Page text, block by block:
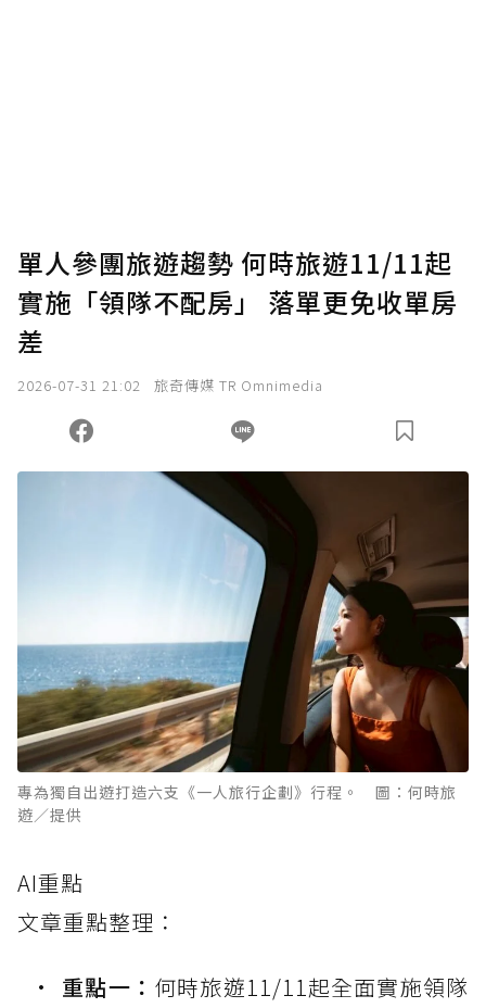
確認送出
您當前剩餘 U 利點數：0點；前往 購買點數
單人參團旅遊趨勢 何時旅遊11/11起
實施「領隊不配房」 落單更免收單房
差
2026-07-31 21:02 旅奇傳媒 TR Omnimedia
專為獨自出遊打造六支《一人旅行企劃》行程。 圖：何時旅
遊／提供
AI重點
文章重點整理：
重點一： 何時旅遊11/11起全面實施領隊